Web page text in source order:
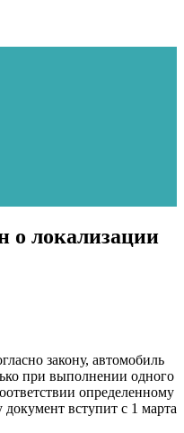
о локализации
закону, автомобиль
при выполнении одного
определенному
вступит с 1 марта